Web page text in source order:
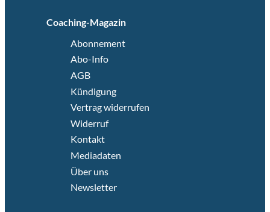
Coaching-Magazin
Abonnement
Abo-Info
AGB
Kündigung
Vertrag widerrufen
Widerruf
Kontakt
Mediadaten
Über uns
Newsletter